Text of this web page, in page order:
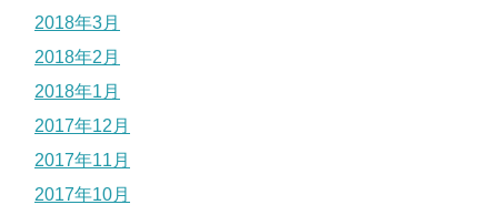
2018年3月
2018年2月
2018年1月
2017年12月
2017年11月
2017年10月